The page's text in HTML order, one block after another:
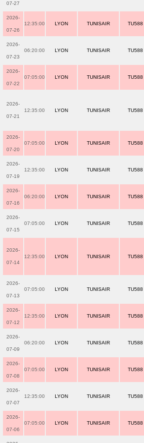
07-27
2026-
07-26
12:35:00 LYON TUNISAIR TU588
2026-
07-23
06:20:00 LYON TUNISAIR TU588
2026-
07-22
07:05:00 LYON TUNISAIR TU588
2026-
07-21
12:35:00 LYON TUNISAIR TU588
2026-
07-20
07:05:00 LYON TUNISAIR TU588
2026-
07-19
12:35:00 LYON TUNISAIR TU588
2026-
07-16
06:20:00 LYON TUNISAIR TU588
2026-
07-15
07:05:00 LYON TUNISAIR TU588
2026-
07-14
12:35:00 LYON TUNISAIR TU588
2026-
07-13
07:05:00 LYON TUNISAIR TU588
2026-
07-12
12:35:00 LYON TUNISAIR TU588
2026-
07-09
06:20:00 LYON TUNISAIR TU588
2026-
07-08
07:05:00 LYON TUNISAIR TU588
2026-
07-07
12:35:00 LYON TUNISAIR TU588
2026-
07-06
07:05:00 LYON TUNISAIR TU588